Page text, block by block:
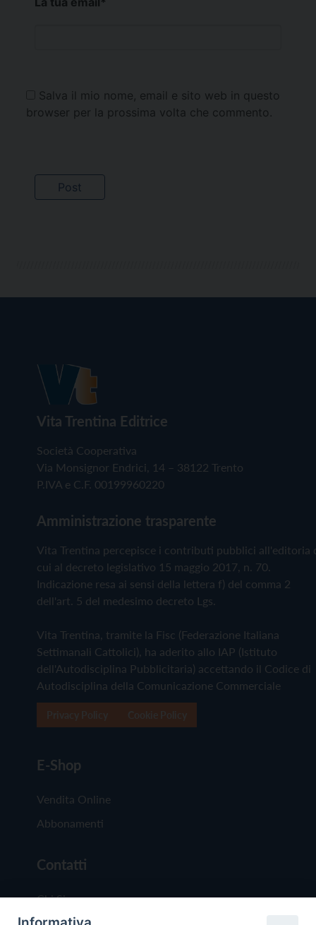
Salva il mio nome, email e sito web in questo
browser per la prossima volta che commento.
Vita Trentina Editrice
Società Cooperativa
Via Monsignor Endrici, 14 – 38122 Trento
P.IVA e C.F. 00199960220
Amministrazione trasparente
Vita Trentina percepisce i contributi pubblici all'editoria
cui al decreto legislativo 15 maggio 2017, n. 70.
Indicazione resa ai sensi della lettera f) del comma 2
dell'art. 5 del medesimo decreto Lgs.
Vita Trentina, tramite la Fisc (Federazione Italiana
Settimanali Cattolici), ha aderito allo IAP (Istituto
dell'Autodisciplina Pubblicitaria) accettando il Codice di
Autodisciplina della Comunicazione Commerciale
E-Shop
Vendita Online
Abbonamenti
Contatti
Chi Siamo